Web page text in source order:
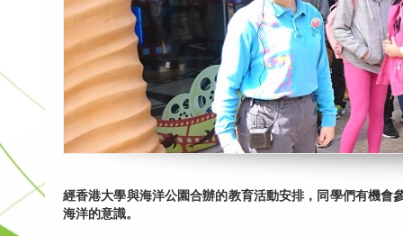
經香港大學與海洋公園合辦的教育活動安排，同學們有機
海洋的意識。